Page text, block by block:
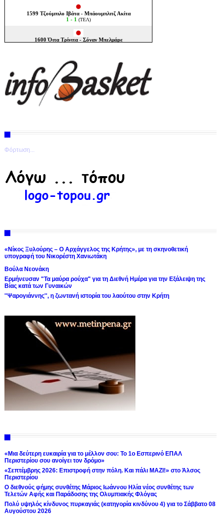
Φόρτωση...
«Νίκος Ξυλούρης – Ο Αρχάγγελος της Κρήτης», με τη σκηνοθετική
υπογραφή του Νικορέστη Χανιωτάκη
Βούλα Νεονάκη
Ερμήνευσαν "Τα μαύρα ρούχα" για τη Διεθνή Ημέρα για την Εξάλειψη της
Βίας κατά των Γυναικών
''Ψαρογιάννης'', η ζωντανή ιστορία του λαούτου στην Κρήτη
«Μια δεύτερη ευκαιρία για το μέλλον σου: Το 1ο Εσπερινό ΕΠΑΛ
Περιστερίου σου ανοίγει τον δρόμο»
«Σεπτέμβρης 2026: Επιστροφή στην πόλη. Και πάλι ΜΑΖΙ!» στο Άλσος
Περιστερίου
Ο διεθνούς φήμης συνθέτης Μάριος Ιωάννου Ηλία νέος συνθέτης των
Τελετών Αφής και Παράδοσης της Ολυμπιακής Φλόγας
Πολύ υψηλός κίνδυνος πυρκαγιάς (κατηγορία κινδύνου 4) για το Σάββατο 08
Αυγούστου 2026